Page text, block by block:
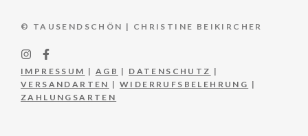
© TAUSENDSCHÖN | CHRISTINE BEIKIRCHER
IMPRESSUM | AGB | DATENSCHUTZ |
VERSANDARTEN |WIDERRUFSBELEHRUNG |
ZAHLUNGSARTEN